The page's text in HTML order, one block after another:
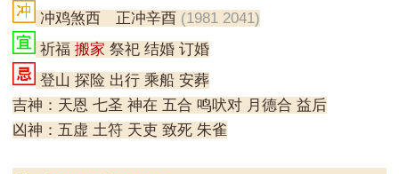
冲鸡煞西 正冲辛酉 (1981 2041)
祈福 搬家 祭祀 结婚 订婚
登山 探险 出行 乘船 安葬
吉神：天恩 七圣 神在 五合 鸣吠对 月德合 益后
凶神：五虚 土符 天吏 致死 朱雀